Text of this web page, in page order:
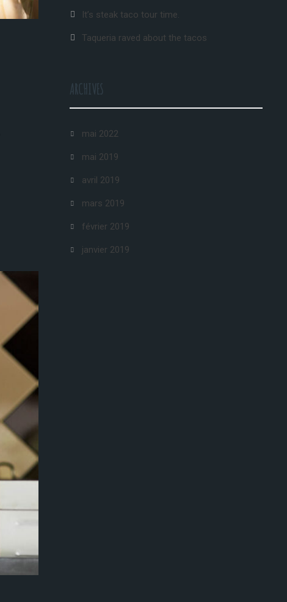
It’s steak taco tour time.
Taqueria raved about the tacos
ARCHIVES
mai 2022
mai 2019
avril 2019
mars 2019
février 2019
janvier 2019